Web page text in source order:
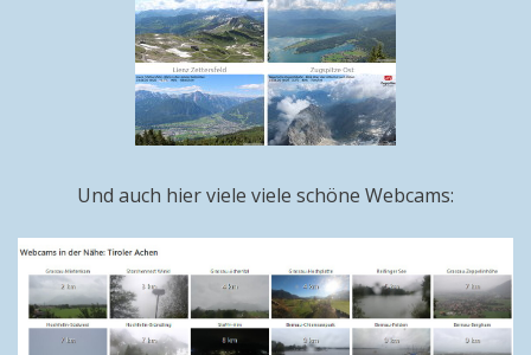
Und auch hier viele viele schöne Webcams: